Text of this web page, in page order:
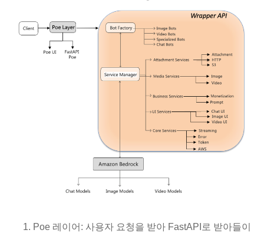
Poe 레이어: 사용자 요청을 받아 FastAPI로 받아들이